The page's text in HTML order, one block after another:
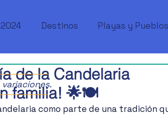
Destinos Playas y Pueblos
de la Candelaria
familia! 🌟🍽️
como parte de una tradición